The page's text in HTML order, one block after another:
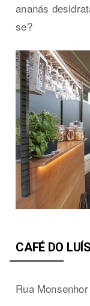
ananás
se?
CAFÉ DO LUÍS
Rua